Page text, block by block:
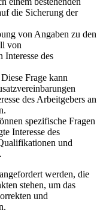
die Sicherung der
von Angaben zu den
von
Interesse des
Diese Frage kann
des Arbeitgebers an
spezifische Fragen
Interesse des
und
werden, die
stehen, um das
und